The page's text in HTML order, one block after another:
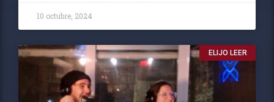
10 octubre, 2024
ELIJO LEER